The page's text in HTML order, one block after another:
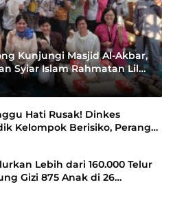
Kunjungi Masjid Al-Akbar,
Syiar Islam Rahmatan Lil
Hati Rusak! Dinkes
Kelompok Berisiko, Perang
Hepatitis
Lebih dari 160.000 Telur
Gizi 875 Anak di 26